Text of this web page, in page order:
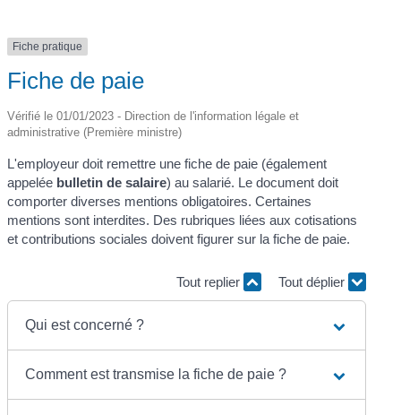
Fiche pratique
Fiche de paie
Vérifié le 01/01/2023 - Direction de l'information légale et
administrative (Première ministre)
L'employeur doit remettre une fiche de paie (également
appelée bulletin de salaire) au salarié. Le document doit
comporter diverses mentions obligatoires. Certaines
mentions sont interdites. Des rubriques liées aux cotisations
et contributions sociales doivent figurer sur la fiche de paie.
Tout replier Tout déplier
Qui est concerné ?
Comment est transmise la fiche de paie ?